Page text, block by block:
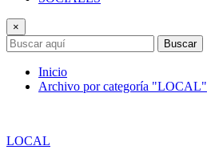
×
Buscar
Inicio
Archivo por categoría "LOCAL"
LOCAL